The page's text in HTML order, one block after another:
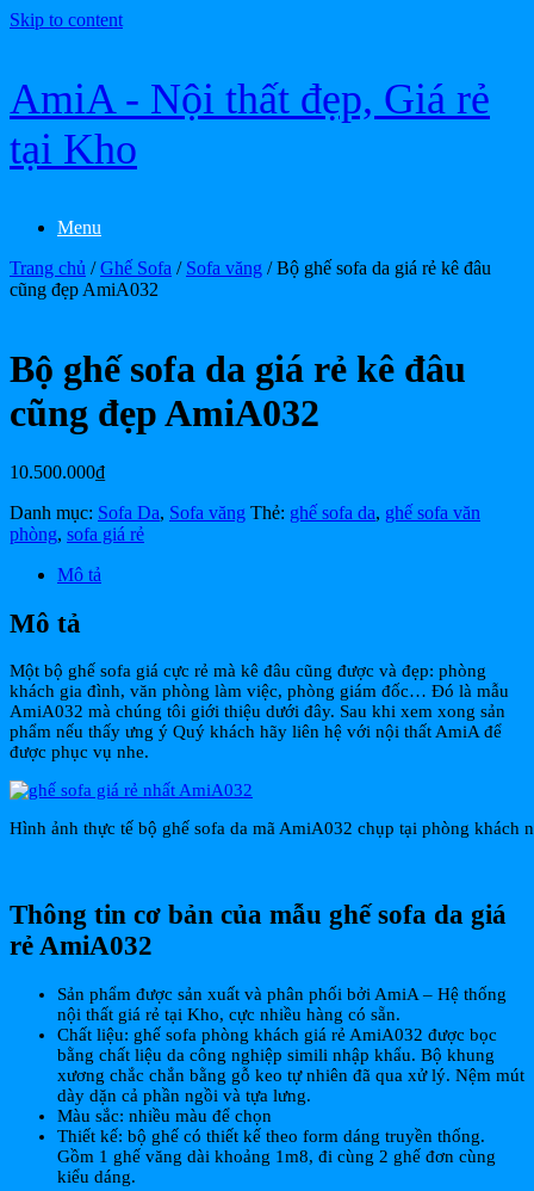
Skip to content
AmiA - Nội thất đẹp, Giá rẻ
tại Kho
Menu
Trang chủ /Ghế Sofa / Sofa văng / Bộ ghế sofa da giá rẻ kê đâu
cũng đẹp AmiA032
Bộ ghế sofa da giá rẻ kê đâu
cũng đẹp AmiA032
10.500.000₫
Danh mục: Sofa Da, Sofa văng Thẻ: ghế sofa da, ghế sofa văn
phòng, sofa giá rẻ
Mô tả
Mô tả
Một bộ ghế sofa giá cực rẻ mà kê đâu cũng được và đẹp: phòng
khách gia đình, văn phòng làm việc, phòng giám đốc… Đó là mẫu
AmiA032 mà chúng tôi giới thiệu dưới đây. Sau khi xem xong sản
phẩm nếu thấy ưng ý Quý khách hãy liên hệ với nội thất AmiA để
được phục vụ nhe.
Hình ảnh thực tế bộ ghế sofa da mã AmiA032 chụp tại phòng khách
Thông tin cơ bản của mẫu ghế sofa da giá
rẻ AmiA032
Sản phẩm được sản xuất và phân phối bởi AmiA – Hệ thống
nội thất giá rẻ tại Kho, cực nhiều hàng có sẵn.
Chất liệu: ghế sofa phòng khách giá rẻ AmiA032 được bọc
bằng chất liệu da công nghiệp simili nhập khẩu. Bộ khung
xương chắc chắn bằng gỗ keo tự nhiên đã qua xử lý. Nệm mút
dày dặn cả phần ngồi và tựa lưng.
Màu sắc: nhiều màu để chọn
Thiết kế: bộ ghế có thiết kế theo form dáng truyền thống.
Gồm 1 ghế văng dài khoảng 1m8, đi cùng 2 ghế đơn cùng
kiểu dáng.